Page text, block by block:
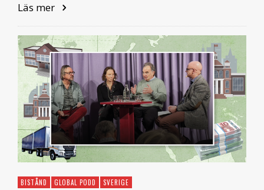
Läs mer
BISTÅND GLOBAL PODD SVERIGE